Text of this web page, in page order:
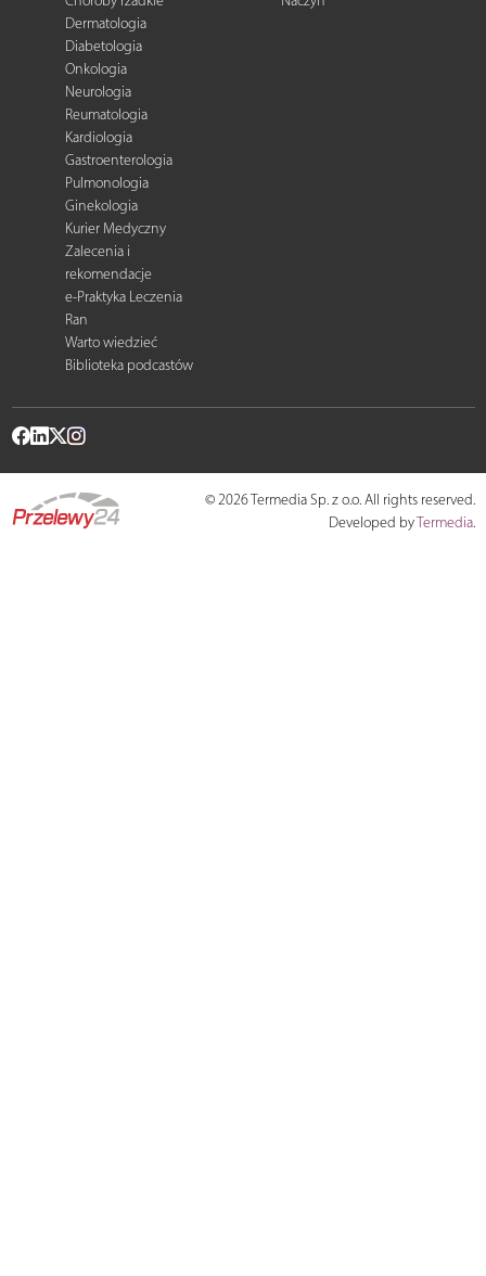
Dermatologia
Diabetologia
Onkologia
Neurologia
Reumatologia
Kardiologia
Gastroenterologia
Pulmonologia
Ginekologia
Kurier Medyczny
Zalecenia i
rekomendacje
e-Praktyka Leczenia
Ran
Warto wiedzieć
Biblioteka podcastów
© 2026 Termedia Sp. z o.o. All rights reserved.
Developed byTermedia.